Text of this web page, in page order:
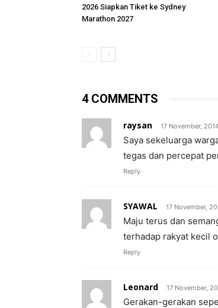
2026 Siapkan Tiket ke Sydney
Marathon 2027
4 COMMENTS
raysan 17 November,
Saya sekeluarga
tegas dan percepat
Reply
SYAWAL 17 November,
Maju terus dan
terhadap rakyat kecil
Reply
Leonard 17 November,
Gerakan-gerakan